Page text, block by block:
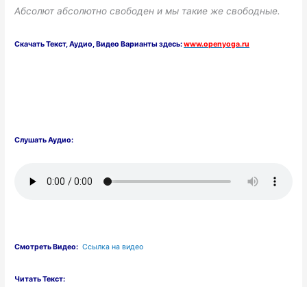
Абсолют абсолютно свободен и мы такие же свободные.
СкачатьТекст,Аудио, Видео Варианты здесь:www.openyoga.ru
Слушать Аудио:
Смотреть Видео:Ссылка на видео
Читать Текст: